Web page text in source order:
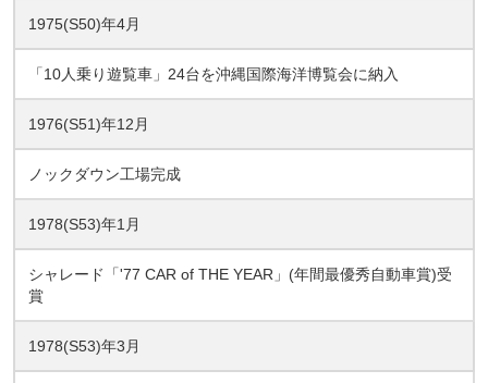
1975(S50)年4月
「10人乗り遊覧車」24台を沖縄国際海洋博覧会に納入
1976(S51)年12月
ノックダウン工場完成
1978(S53)年1月
シャレード「'77 CAR of THE YEAR」(年間最優秀自動車賞)受
賞
1978(S53)年3月